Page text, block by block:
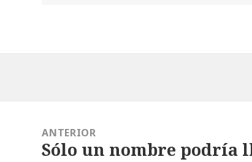
entradas
ANTERIOR
Entrada
Sólo un nombre podría